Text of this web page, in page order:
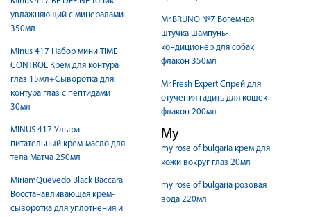
увлажняющий с минералами
350мл
Minus 417 Набор мини TIME
CONTROL Крем для контура
глаз 15мл+Сыворотка для
контура глаз с пептидами
30мл
MINUS 417 Ультра
питательный крем-масло для
тела Матча 250мл
MiriamQuevedo Black Baccara
Восстанавливающая крем-
сыворотка для уплотнения и
Mr.BRUNO №7 Богемная
штучка шампунь-
кондиционер для собак
флакон 350мл
Mr.Fresh Expert Спрей для
отучения гадить для кошек
флакон 200мл
My
my rose of bulgaria крем для
кожи вокруг глаз 20мл
my rose of bulgaria розовая
вода 220мл